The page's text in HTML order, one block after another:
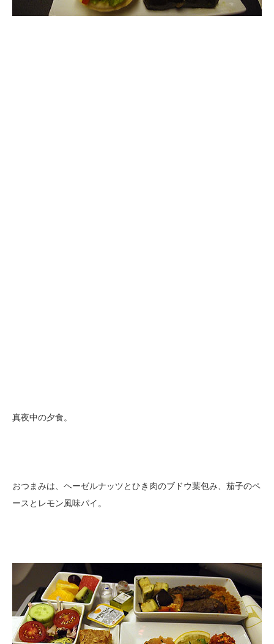
真夜中の夕食。
おつまみは、ヘーゼルナッツとひき肉のブドウ葉包み、茄子のペ
ースとレモン風味パイ。